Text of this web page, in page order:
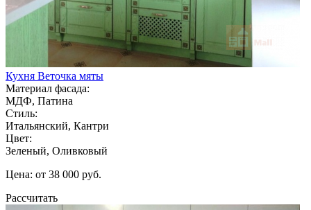
Кухня Веточка мяты
Материал фасада:
МДФ, Патина
Стиль:
Итальянский, Кантри
Цвет:
Зеленый, Оливковый
Цена: от 38 000 руб.
Рассчитать